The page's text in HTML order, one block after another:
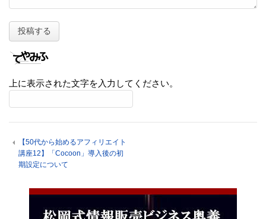
上に表示された文字を入力してください。
【50代から始めるアフィリエイト
講座12】「Cocoon」導入後の初
期設定について